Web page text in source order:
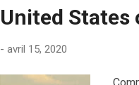
United States
- avril 15, 2020